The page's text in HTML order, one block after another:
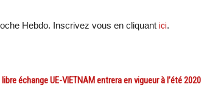
Hebdo. Inscrivez vous en cliquant ici.
échange UE-VIETNAM entrera en vigueur à l’été 2020